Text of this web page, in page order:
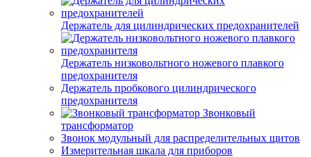
Держатель для цилиндрических предохранителей
Держатель низковольтного ножевого плавкого
предохранителя
Держатель пробкового цилиндрического
предохранителя
Звонковый
трансформатор
Звонок модульный для распределительных щитов
Измерительная шкала для приборов